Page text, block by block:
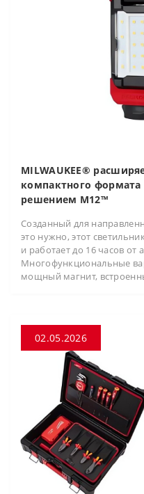
MILWAUKEE®
компактного
решением M12™
Созданный для
это нужно, этот
и работает до 16 часов от
Многофункциональные
мощный магнит,
02.05.2026